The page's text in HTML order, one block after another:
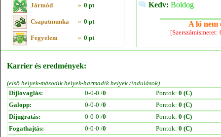
Jármód » 0 pt
Csapatmunka » 0 pt
Fegyelem » 0 pt
Kedv: Boldog
A ló nem
Karrier és eredmények:
(első helyek-második helyek-harmadik helyek /indulások)
Díjlovaglás:
0-0-0 /0 Pontok: 0 (C)
Galopp:
0-0-0 /0 Pontok: 0 (C)
Díjugratás:
0-0-0 /0 Pontok: 0 (C)
Fogathajtás:
0-0-0 /0 Pontok: 0 (C)